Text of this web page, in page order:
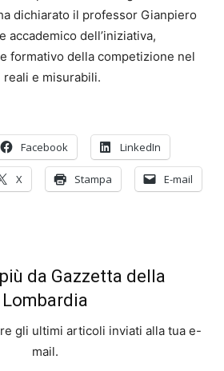
dichiarato il professor Gianpiero
accademico dell’iniziativa,
formativo della competizione nel
e misurabili.
Facebook LinkedIn
X Stampa E-mail
da Gazzetta della
Lombardia
gli ultimi articoli inviati alla tua e-
mail.